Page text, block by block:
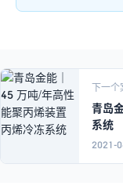
下一
青岛
系统
2021-